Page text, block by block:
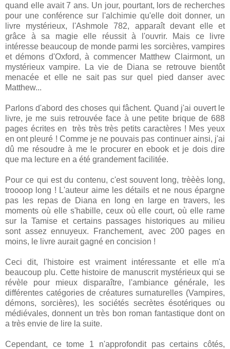
quand elle avait 7 ans. Un jour, pourtant, lors de recherches
pour une conférence sur l'alchimie qu'elle doit donner, un
livre mystérieux, l'Ashmole 782, apparaît devant elle et
grâce à sa magie elle réussit à l'ouvrir. Mais ce livre
intéresse beaucoup de monde parmi les sorcières, vampires
et démons d'Oxford, à commencer Matthew Clairmont, un
mystérieux vampire. La vie de Diana se retrouve bientôt
menacée et elle ne sait pas sur quel pied danser avec
Matthew...
Parlons d'abord des choses qui fâchent. Quand j'ai ouvert le
livre, je me suis retrouvée face à une petite brique de 688
pages écrites en très très très petits caractères ! Mes yeux
en ont pleuré ! Comme je ne pouvais pas continuer ainsi, j'ai
dû me résoudre à me le procurer en ebook et je dois dire
que ma lecture en a été grandement facilitée.
Pour ce qui est du contenu, c'est souvent long, trèèès long,
troooop long ! L'auteur aime les détails et ne nous épargne
pas les repas de Diana en long en large en travers, les
moments où elle s'habille, ceux où elle court, où elle rame
sur la Tamise et certains passages historiques au milieu
sont assez ennuyeux. Franchement, avec 200 pages en
moins, le livre aurait gagné en concision !
Ceci dit, l'histoire est vraiment intéressante et elle m'a
beaucoup plu. Cette histoire de manuscrit mystérieux qui se
révèle pour mieux disparaître, l'ambiance générale, les
différentes catégories de créatures surnaturelles (Vampires,
démons, sorcières), les sociétés secrètes ésotériques ou
médiévales, donnent un très bon roman fantastique dont on
a très envie de lire la suite.
Cependant, ce tome 1 n'approfondit pas certains côtés,